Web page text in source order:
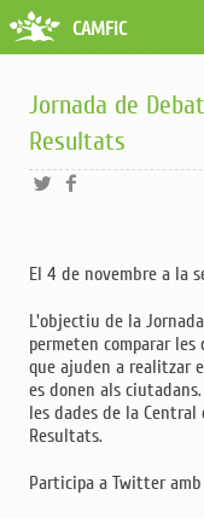
Qui som
Fes-te soci
Borsa de treball
Grups i Vocalies
CAMFiC
Jornada de
Resultats
El 4 de novembre a la
L'objectiu de la
permeten comparar
que ajuden a realitzar
es donen als
les dades de la Central
Resultats.
Participa a Twitter